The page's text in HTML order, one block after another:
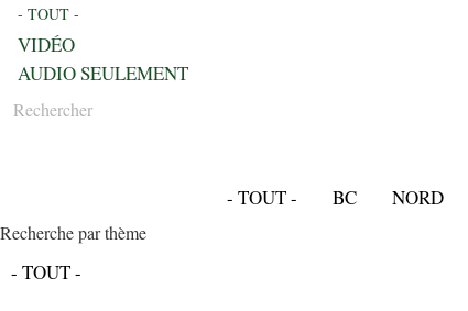
- TOUT -
VIDÉO
AUDIO SEULEMENT
Rechercher
- TOUT - BC NORD
Recherche par thème
- TOUT -